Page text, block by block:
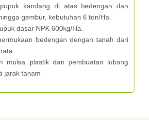
kandang di atas bedengan dan
gembur, kebutuhan 6 ton/Ha.
dasar NPK 600kg/Ha.
bedengan dengan tanah dari
mulsa plastik dan pembuatan lubang
jarak tanam